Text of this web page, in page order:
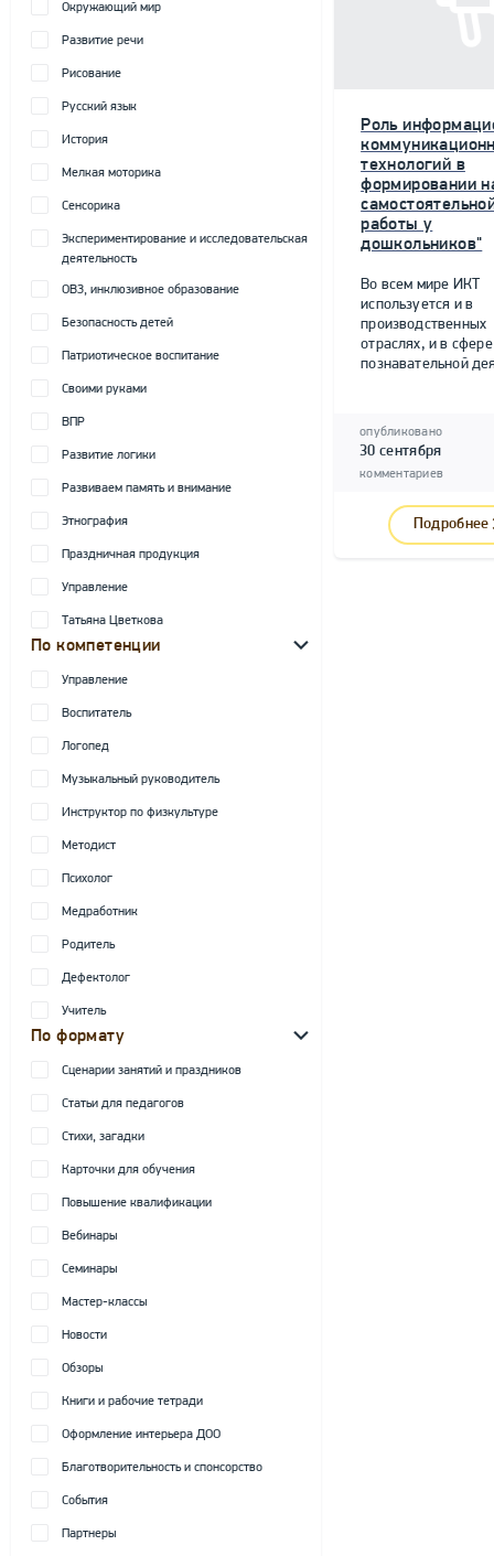
Окружающий мир
Развитие речи
Рисование
Русский язык
История
Мелкая моторика
Сенсорика
Экспериментирование и исследовательская
деятельность
ОВЗ, инклюзивное образование
Безопасность детей
Патриотическое воспитание
Своими руками
ВПР
Развитие логики
Развиваем память и внимание
Этнография
Праздничная продукция
Управление
Татьяна Цветкова
По компетенции
Управление
Воспитатель
Логопед
Музыкальный руководитель
Инструктор по физкультуре
Методист
Психолог
Медработник
Родитель
Дефектолог
Учитель
По формату
Сценарии занятий и праздников
Статьи для педагогов
Стихи, загадки
Карточки для обучения
Повышение квалификации
Вебинары
Семинары
Мастер-классы
Новости
Обзоры
Книги и рабочие тетради
Оформление интерьера ДОО
Благотворительность и спонсорство
События
Партнеры
Роль
технологий в
формировании
работы у
дошкольников"
Во всем мире ИКТ
используется и в
производственных
отраслях, и в сфере
познавательной
опубликовано
30 сентября
комментариев
Подробнее